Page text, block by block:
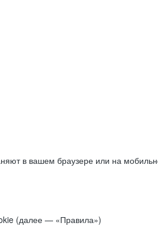
в вашем браузере или на
(далее — «Правила»)